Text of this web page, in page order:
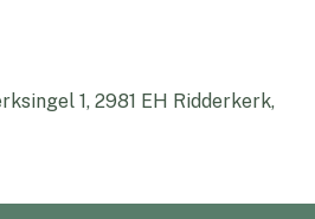
1, 2981 EH Ridderkerk,